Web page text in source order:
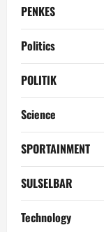
PENKES
Politics
POLITIK
Science
SPORTAINMENT
SULSELBAR
Technology